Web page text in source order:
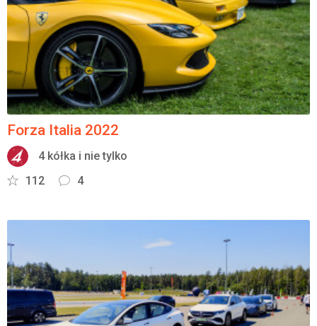
Forza Italia 2022
4 kółka i nie tylko
112
4